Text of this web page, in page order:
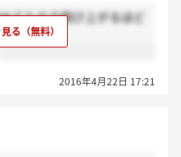
てたので飛び上がるほど
2016年4月22日 17:21